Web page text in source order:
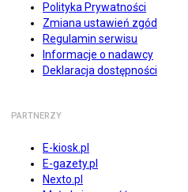
Polityka Prywatności
Zmiana ustawień zgód
Regulamin serwisu
Informacje o nadawcy
Deklaracja dostępności
PARTNERZY
E-kiosk.pl
E-gazety.pl
Nexto.pl